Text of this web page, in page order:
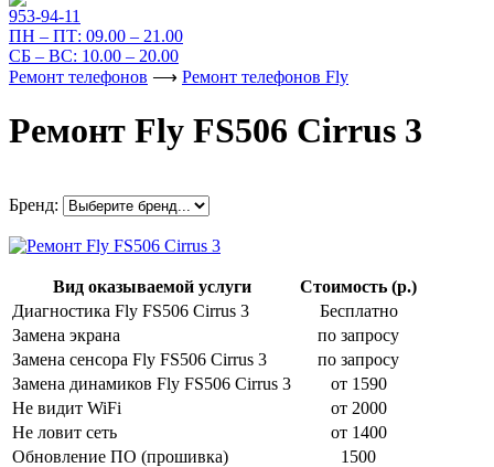
953-94-11
ПН – ПТ: 09.00 – 21.00
СБ – ВС: 10.00 – 20.00
Ремонт телефонов ⟶ Ремонт телефонов Fly
Ремонт Fly FS506 Cirrus 3
Бренд:
Вид оказываемой услуги
Стоимость (р.)
Диагностика Fly FS506 Cirrus 3
Бесплатно
Замена экрана
по запросу
Замена сенсора Fly FS506 Cirrus 3
по запросу
Замена динамиков Fly FS506 Cirrus 3
от 1590
Не видит WiFi
от 2000
Не ловит сеть
от 1400
Обновление ПО (прошивка)
1500